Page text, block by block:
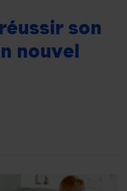
son
nouvel